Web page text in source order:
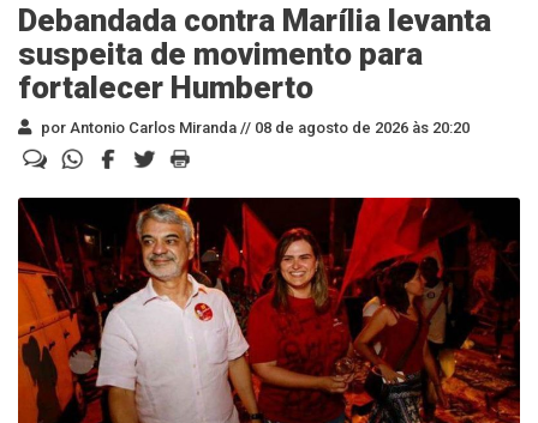
Debandada contra Marília levanta
suspeita de movimento para
fortalecer Humberto
por Antonio Carlos Miranda // 08 de agosto de 2026 às 20:20